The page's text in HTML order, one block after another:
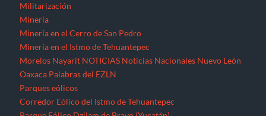
Militarización
Minería
Minería en el Cerro de San Pedro
Minería en el Istmo de Tehuantepec
Morelos Nayarit NOTICIAS Noticias Nacionales Nuevo León
Oaxaca Palabras del EZLN
Parques eólicos
Corredor Eólico del Istmo de Tehuantepec